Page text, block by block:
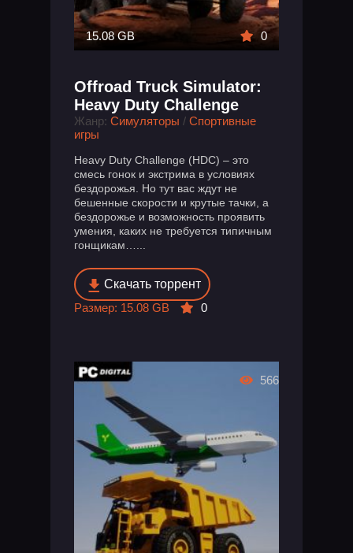
15.08 GB 0
Offroad Truck Simulator:
Heavy Duty Challenge
Жанр: Симуляторы / Спортивные
игры
Heavy Duty Challenge (HDC) – это
смесь гонок и экстрима в условиях
бездорожья. Но тут вас ждут не
бешенные скорости и крутые тачки, а
бездорожье и возможность проявить
умения, каких не требуется типичным
гонщикам…...
Скачать торрент
Размер: 15.08 GB
0
566